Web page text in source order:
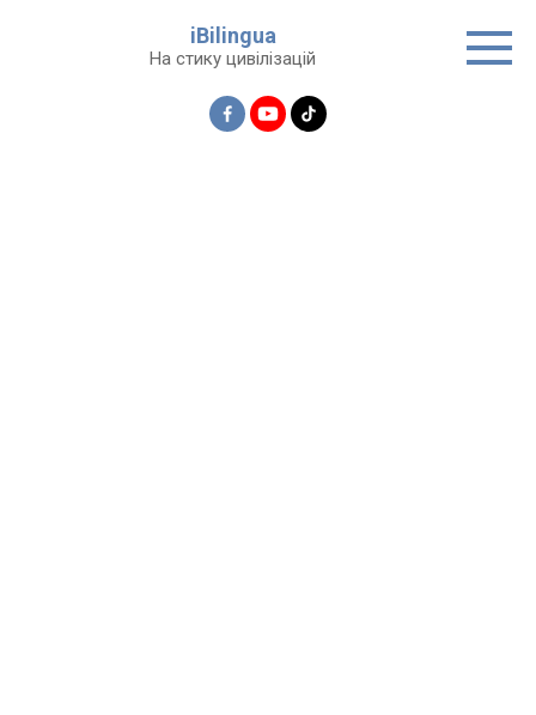
iBilingua
На стику цивілізацій